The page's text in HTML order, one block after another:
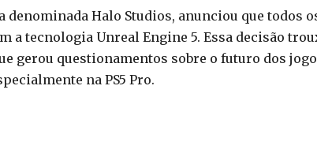
denominada Halo Studios, anunciou que todos
a tecnologia Unreal Engine 5. Essa decisão
gerou questionamentos sobre o futuro dos
na PS5 Pro.